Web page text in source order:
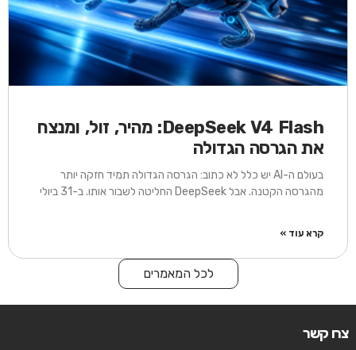
DeepSeek V4 Flash: מהיר, זול, ומנצח
את הגרסה הגדולה
בעולם ה-AI יש כלל לא כתוב: הגרסה הגדולה תמיד חזקה יותר
מהגרסה הקטנה. אבל DeepSeek החליטה לשבור אותו. ב-31 ביולי
קרא עוד »
לכל המאמרים
צרו קשר